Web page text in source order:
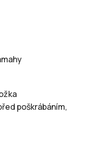
poškrábáním,